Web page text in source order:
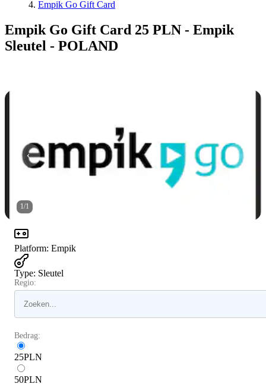
Empik Go Gift Card
Empik Go Gift Card 25 PLN - Empik
Sleutel - POLAND
1/1
Platform: Empik
Type: Sleutel
Regio:
Bedrag:
25PLN
50PLN